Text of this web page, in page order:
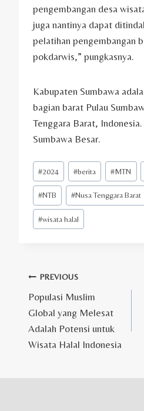
pengembangan desa
juga nantinya dapat
pelatihan pengembangan
pokdarwis,” pungkasnya.
Kabupaten Sumbawa
bagian barat Pulau
Tenggara Barat,
Sumbawa Besar.
Post
Tags:
#2024 #berita #MTN
#NTB #Nusa Tenggara Barat
#wisata halal
Post
navigation
PREVIOUS
Populasi Muslim
Global yang Melesat
Adalah Potensi untuk
Wisata Halal Indonesia